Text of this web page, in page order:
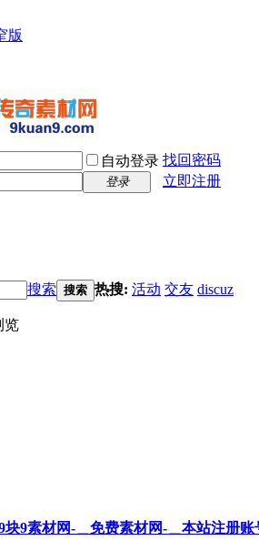
版
自动登录 找回密码
登录
立即注册
搜索 搜索 热搜: 活动 交友 discuz
览
块9素材网-＿免费素材网-＿本站注册账